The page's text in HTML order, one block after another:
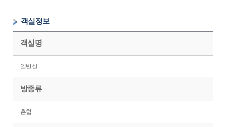
객실정보
객실명
일반실
방종류
혼합